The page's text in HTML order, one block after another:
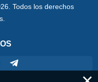
Todos los derechos